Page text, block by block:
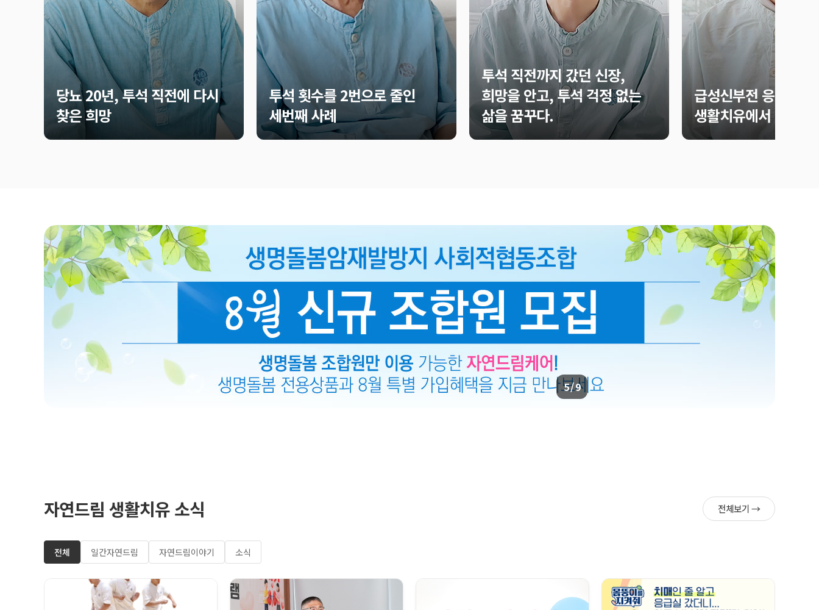
당뇨 20년, 투석 직전에 다시
찾은 희망
투석 횟수를 2번으로 줄인
세번째 사례
투석 직전까지 갔던 신장,
희망을 안고, 투석 걱정 없는
삶을 꿈꾸다.
급성신부전 응급 투
생활치유에서 시작됐
6 / 9
자연드림 생활치유 소식 전체보기 →
전체 일간자연드림 자연드림이야기 소식